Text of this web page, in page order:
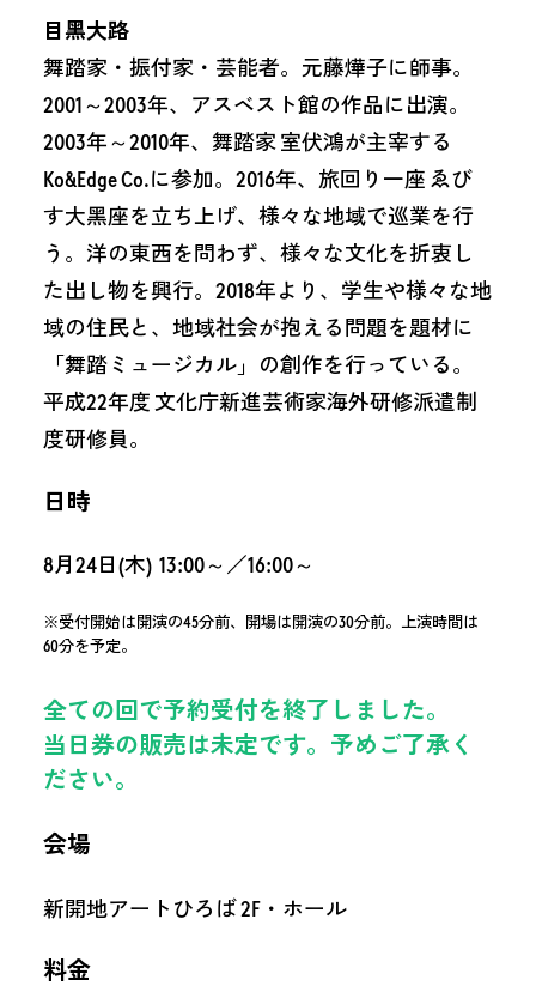
目黑大路
舞踏家・振付家・芸能者。元藤燁子に師事。
2001～2003年、アスベスト館の作品に出演。
2003年～2010年、舞踏家 室伏鴻が主宰する
Ko&Edge Co.に参加。2016年、旅回り一座 ゑび
す大黑座を立ち上げ、様々な地域で巡業を行
う。洋の東西を問わず、様々な文化を折衷し
た出し物を興行。2018年より、学生や様々な地
域の住民と、地域社会が抱える問題を題材に
「舞踏ミュージカル」の創作を行っている。
平成22年度 文化庁新進芸術家海外研修派遣制
度研修員。
日時
8月24日(木) 13:00～／16:00～
※受付開始は開演の45分前、開場は開演の30分前。上演時間は
60分を予定。
全ての回で予約受付を終了しました。
当日券の販売は未定です。予めご了承く
ださい。
会場
新開地アートひろば 2F・ホール
料金